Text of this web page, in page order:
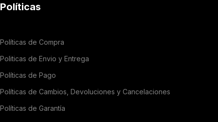
Políticas
Políticas de Compra
Politicas de Envio y Entrega
Políticas de Pago
Políticas de Cambios, Devoluciones y Cancelaciones
Políticas de Garantía